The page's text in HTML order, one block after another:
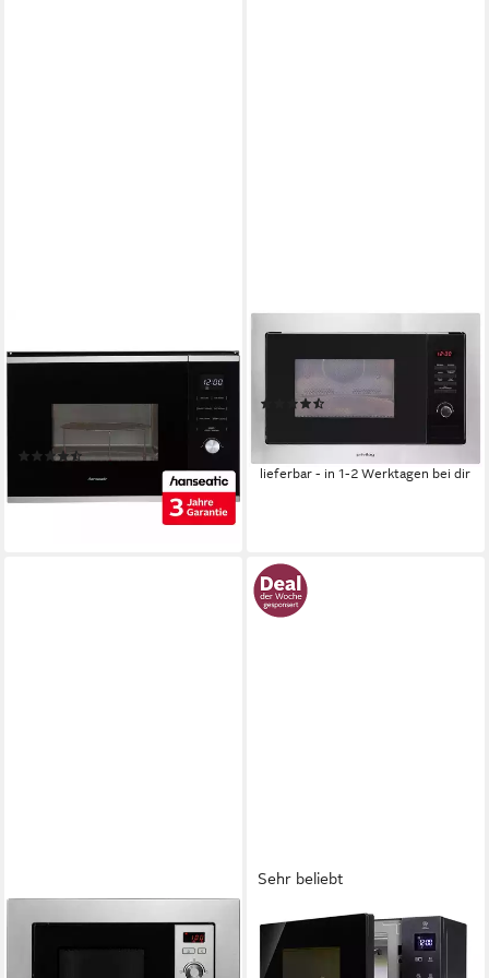
Einbau-Mikrowelle
TG925HS6, Grill, Mikrowelle,
25 l, inkl. 3 Jahre
Herstellergarantie
(34)
UVP 319,99 €
-38%
lieferbar - in 1-2 Werktagen bei dir
PRIVILEG
Einbau-Mikrowelle AC 925
BVE, Mikrowelle
159,00 €
lieferbar - in 1-2 Werktagen bei dir
PRIVILEG
AG820B8Q, Grill, 20 l
Sehr beliebt
LG
Mikrowelle MH 6535 GIS, (25
L, 1000 Watt) mit Quarzgrill,